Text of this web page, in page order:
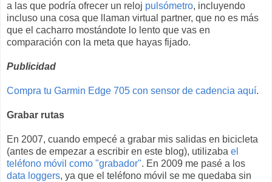
a las que podría ofrecer un reloj pulsómetro, incluyendo
incluso una cosa que llaman virtual partner, que no es más
que el cacharro mostándote lo lento que vas en
comparación con la meta que hayas fijado.
Publicidad
Compra tu Garmin Edge 705 con sensor de cadencia aquí.
Grabar rutas
En 2007, cuando empecé a grabar mis salidas en bicicleta
(antes de empezar a escribir en este blog), utilizaba el
teléfono móvil como "grabador". En 2009 me pasé a los
data loggers, ya que el teléfono móvil se me quedaba sin